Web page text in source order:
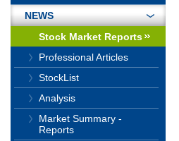
NEWS
Stock Market Reports
Professional Articles
StockList
Analysis
Market Summary -
Reports